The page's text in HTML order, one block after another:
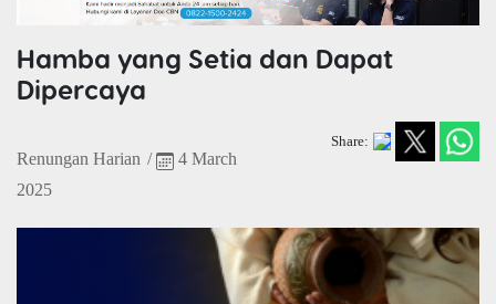
Hamba yang Setia dan Dapat
Dipercaya
Renungan Harian /
4 March
2025
Share: